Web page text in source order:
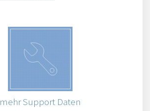
mehr Support Daten